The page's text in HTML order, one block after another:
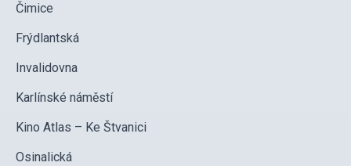
Čimice
Frýdlantská
Invalidovna
Karlínské náměstí
Kino Atlas – Ke Štvanici
Osinalická